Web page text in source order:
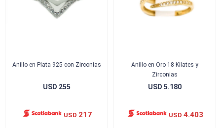
Anillo en Plata 925 con Zirconias
USD 255
USD 217
Anillo en Oro 18 Kilates y
Zirconias
USD 5.180
USD 4.403